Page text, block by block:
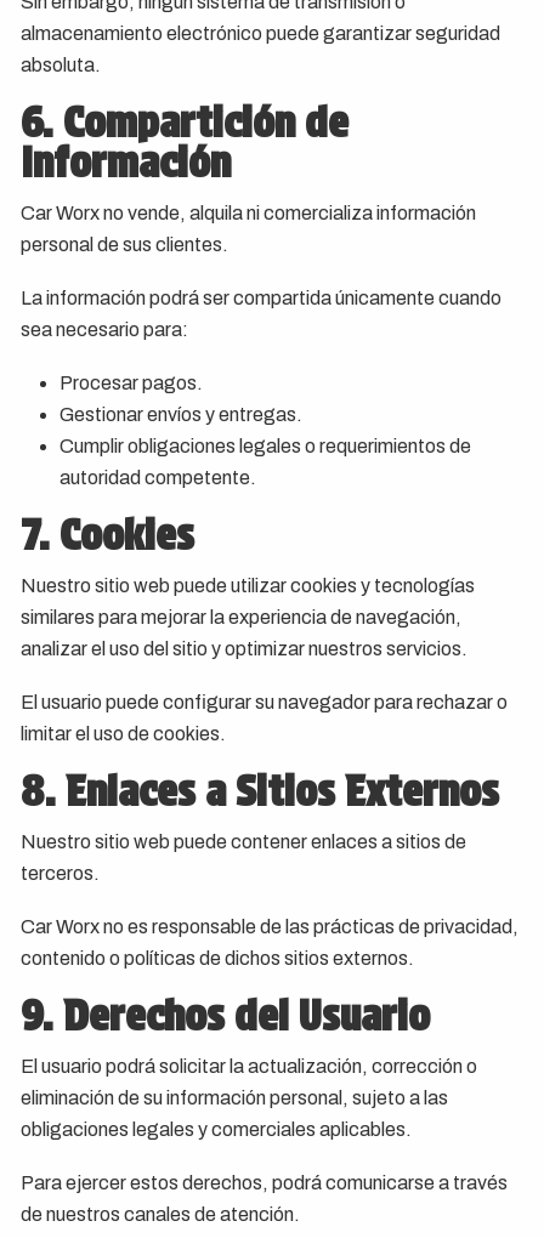
almacenamiento electrónico puede garantizar seguridad
absoluta.
6. Compartición de
Información
Car Worx no vende, alquila ni comercializa información
personal de sus clientes.
La información podrá ser compartida únicamente cuando
sea necesario para:
Procesar pagos.
Gestionar envíos y entregas.
Cumplir obligaciones legales o requerimientos de
autoridad competente.
7. Cookies
Nuestro sitio web puede utilizar cookies y tecnologías
similares para mejorar la experiencia de navegación,
analizar el uso del sitio y optimizar nuestros servicios.
El usuario puede configurar su navegador para rechazar o
limitar el uso de cookies.
8. Enlaces a Sitios Externos
Nuestro sitio web puede contener enlaces a sitios de
terceros.
Car Worx no es responsable de las prácticas de privacidad,
contenido o políticas de dichos sitios externos.
9. Derechos del Usuario
El usuario podrá solicitar la actualización, corrección o
eliminación de su información personal, sujeto a las
obligaciones legales y comerciales aplicables.
Para ejercer estos derechos, podrá comunicarse a través
de nuestros canales de atención.